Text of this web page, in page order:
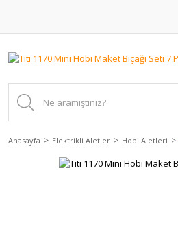
Anasayfa Elektrikli Aletler Hobi Aletleri